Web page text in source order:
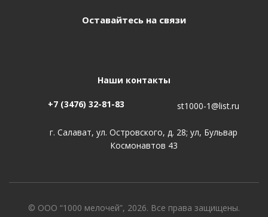
Оставайтесь на связи
Наши контакты
+7 (3476) 32-81-83 st1000-1@list.ru
г. Салават, ул. Островского, д. 28; ул, Бульвар
Космонавтов 43
© ООО “1000 мелочей”, 2026. Все права защищены.